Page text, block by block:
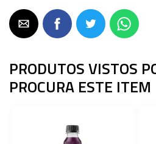
PRODUTOS VISTOS
PROCURA ESTE ITEM